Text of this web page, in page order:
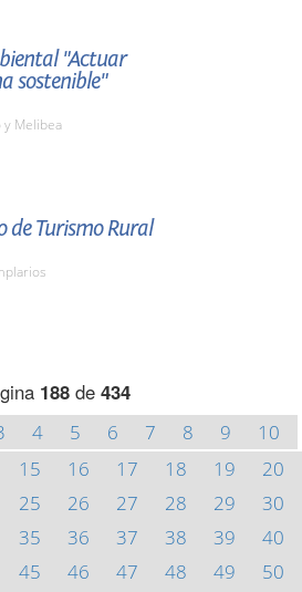
"Actuar
sostenible"
y Melibea
de Turismo Rural
188de 434
4 5 6 7 8 9
10
15 16 17 18 19
20
25 26 27 28 29
30
35 36 37 38 39
40
45 46 47 48 49
50